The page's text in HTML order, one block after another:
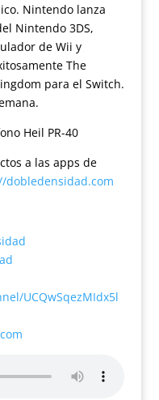
Nintendo lanza
Nintendo 3DS,
de Wii y
The
para el Switch.
Heil PR-40
a las apps de
dobledensidad.com
UCQwSqezMIdx5l